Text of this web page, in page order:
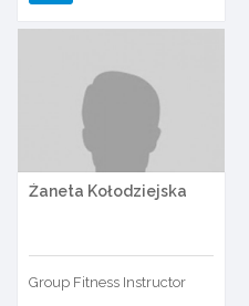
Żaneta Kołodziejska
Group Fitness Instructor